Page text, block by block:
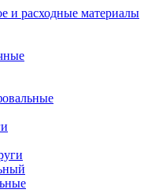
и расходные материалы